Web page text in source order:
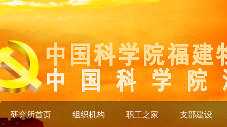
研究所首页 组织机构 职工之家 支部建设